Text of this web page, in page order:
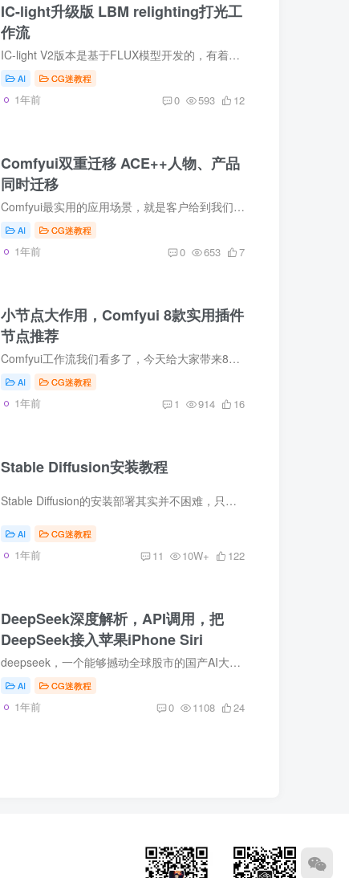
IC-light升级版 LBM relighting打光工
作流
IC-light V2版本是基于FLUX模型开发的，有着更高的分辨率，但很可惜，一直迟迟未能发布，最近一款名为LBM_relighting的打光技术，同样可以根据背景图来给主体进行打光着色，本期教程CG迷给大家...
AI CG迷教程
1年前 0 593 12
Comfyui双重迁移 ACE++人物、产品
同时迁移
Comfyui最实用的应用场景，就是客户给到我们产品图，然后要求我们给产品生成一系列的电商展示效果。我们需要借助阿里的ace++来帮助完成相关的操作，只需上传一张产品图和一张模特图，就可以让这...
AI CG迷教程
1年前 0 653 7
小节点大作用，Comfyui 8款实用插件
节点推荐
Comfyui工作流我们看多了，今天给大家带来8款，小巧、高效、实用的节点推荐，小小节点也有大作用。
AI CG迷教程
1年前 1 914 16
Stable Diffusion安装教程
Stable Diffusion的安装部署其实并不困难，只需简单点击几下，几分钟就能安装好，不管是windows还是苹果mac电脑，关于Stable Diffusion的各种安装方式，这个视频一一来给大家讲明白。
AI CG迷教程
1年前 11 10W+ 122
DeepSeek深度解析，API调用，把
DeepSeek接入苹果iPhone Siri
deepseek，一个能够撼动全球股市的国产AI大模型，它是凭什么能够在一夜之间火爆全球？deepseek的出现又给我们的生活、工作带来什么颠覆性的影响，为什么有人已经能够用deepseek来赚到钱了，这么...
AI CG迷教程
1年前 0 1108 24